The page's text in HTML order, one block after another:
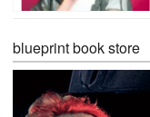
blueprint book store